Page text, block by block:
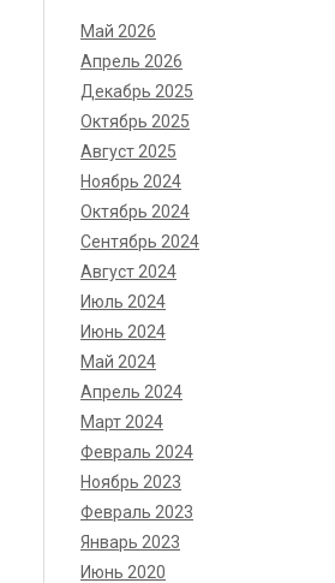
Май 2026
Апрель 2026
Декабрь 2025
Октябрь 2025
Август 2025
Ноябрь 2024
Октябрь 2024
Сентябрь 2024
Август 2024
Июль 2024
Июнь 2024
Май 2024
Апрель 2024
Март 2024
Февраль 2024
Ноябрь 2023
Февраль 2023
Январь 2023
Июнь 2020